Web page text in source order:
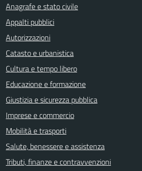
Anagrafe e stato civile
Appalti pubblici
Autorizzazioni
Catasto e urbanistica
Cultura e tempo libero
Educazione e formazione
Giustizia e sicurezza pubblica
Imprese e commercio
Mobilità e trasporti
Salute, benessere e assistenza
Tributi, finanze e contravvenzioni